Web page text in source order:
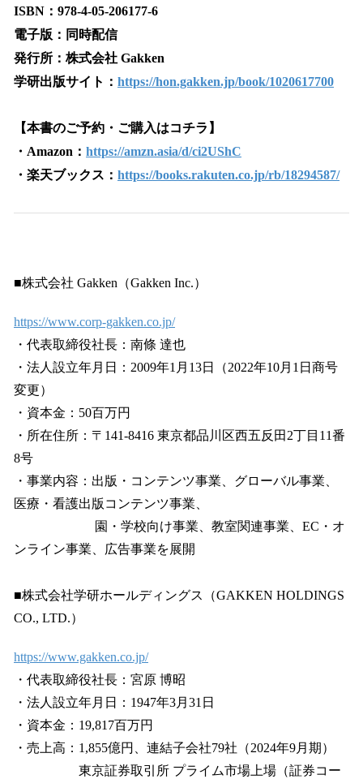
ISBN：978-4-05-206177-6
電子版：同時配信
発行所：株式会社 Gakken
学研出版サイト： https://hon.gakken.jp/book/1020617700
【本書のご予約・ご購入はコチラ】
・Amazon： https://amzn.asia/d/ci2UShC
・楽天ブックス： https://books.rakuten.co.jp/rb/18294587/
■株式会社 Gakken（Gakken Inc.）
https://www.corp-gakken.co.jp/
・代表取締役社長：南條 達也
・法人設立年月日：2009年1月13日（2022年10月1日商号
変更）
・資本金：50百万円
・所在住所：〒141-8416 東京都品川区西五反田2丁目11番
8号
・事業内容：出版・コンテンツ事業、グローバル事業、
医療・看護出版コンテンツ事業、
園・学校向け事業、教室関連事業、EC・オ
ンライン事業、広告事業を展開
■株式会社学研ホールディングス（GAKKEN HOLDINGS
CO., LTD.）
https://www.gakken.co.jp/
・代表取締役社長：宮原 博昭
・法人設立年月日：1947年3月31日
・資本金：19,817百万円
・売上高：1,855億円、連結子会社79社（2024年9月期）
東京証券取引所 プライム市場上場（証券コー